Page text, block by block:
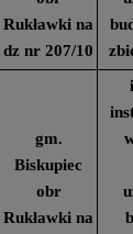
Rukławki na
dz nr 207/10
gm.
Biskupiec
obr
Rukławki na